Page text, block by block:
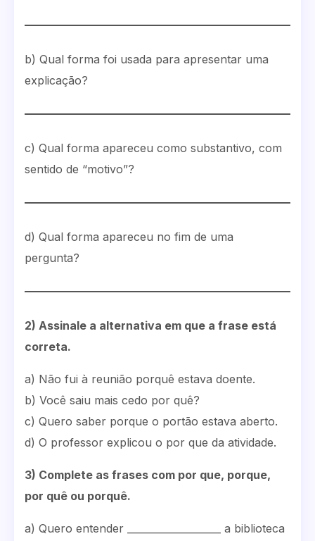
b) Qual forma foi usada para apresentar uma
explicação?
c) Qual forma apareceu como substantivo, com
sentido de “motivo”?
d) Qual forma apareceu no fim de uma
pergunta?
2) Assinale a alternativa em que a frase está
correta.
a) Não fui à reunião porquê estava doente.
b) Você saiu mais cedo por quê?
c) Quero saber porque o portão estava aberto.
d) O professor explicou o por que da atividade.
3) Complete as frases com por que, porque,
por quê ou porquê.
a) Quero entender ___________________ a biblioteca